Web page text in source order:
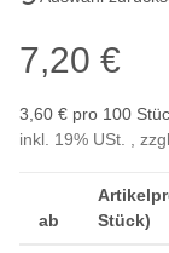
7,20 €
3,60 € pro 100
inkl. 19% USt. , zzgl.
ab
Stück)